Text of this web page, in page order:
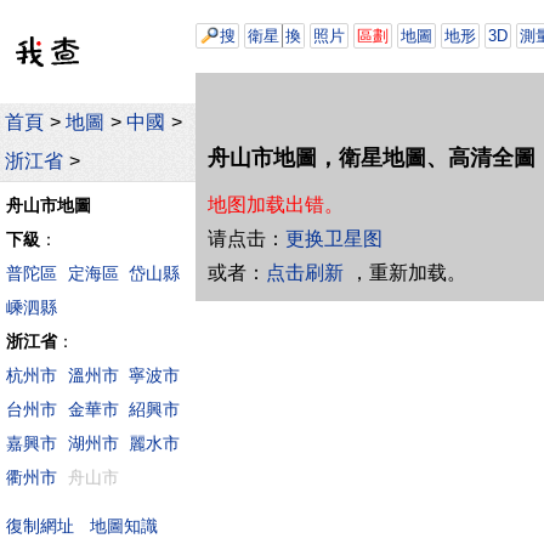
首頁 > 地圖 > 中國 >
浙江省 >
舟山市地圖
下級 ：
普陀區
定海區 岱山縣
嵊泗縣
浙江省：
杭州市 溫州市 寧波市
台州市 金華市 紹興市
嘉興市 湖州市 麗水市
衢州市 舟山市
地圖知識
搜 衛星 換 照片 區劃 地圖 地形 3D 測
舟山市地圖，衛星地圖、高清全圖
地图加载出错。
请点击： 更换卫星图
或者： 点击刷新 ，重新加载。